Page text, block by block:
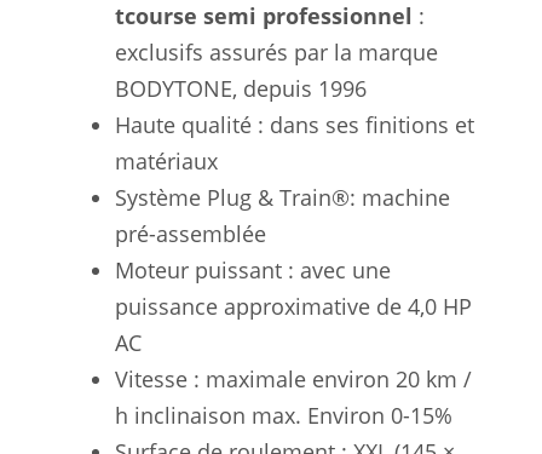
tcourse semi professionnel :
exclusifs assurés par la marque
BODYTONE, depuis 1996
Haute qualité : dans ses finitions et
matériaux
Système Plug & Train®: machine
pré-assemblée
Moteur puissant : avec une
puissance approximative de 4,0 HP
AC
Vitesse : maximale environ 20 km /
h inclinaison max. Environ 0-15%